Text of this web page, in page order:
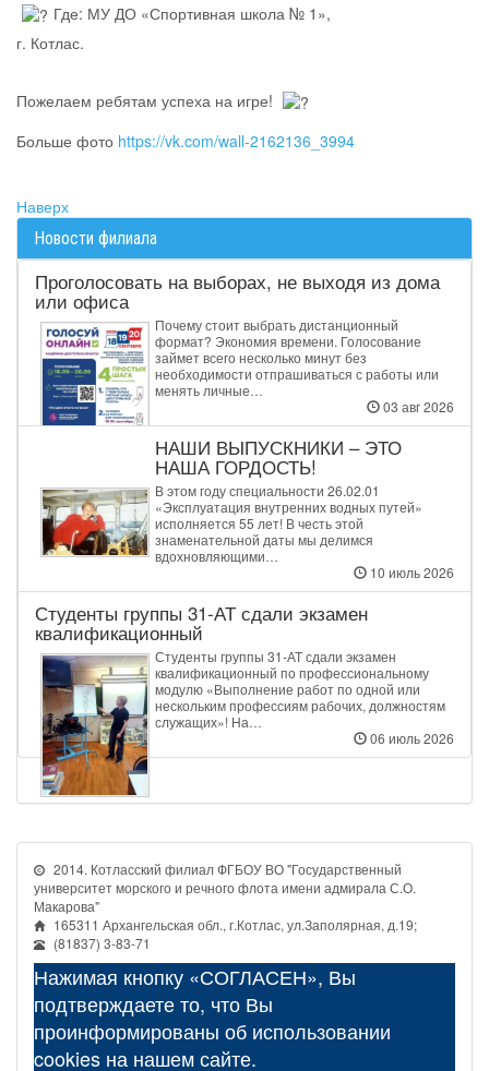
Где: МУ ДО «Спортивная школа № 1»,
г. Котлас.
Пожелаем ребятам успеха на игре!
Больше фото https://vk.com/wall-2162136_3994
Наверх
Новости филиала
Проголосовать на выборах, не выходя из дома
или офиса
Почему стоит выбрать дистанционный
формат? Экономия времени. Голосование
займет всего несколько минут без
необходимости отпрашиваться с работы или
менять личные…
03 авг 2026
НАШИ ВЫПУСКНИКИ – ЭТО
НАША ГОРДОСТЬ!
В этом году специальности 26.02.01
«Эксплуатация внутренних водных путей»
исполняется 55 лет! В честь этой
знаменательной даты мы делимся
вдохновляющими…
10 июль 2026
Студенты группы 31‑АТ сдали экзамен
квалификационный
Студенты группы 31‑АТ сдали экзамен
квалификационный по профессиональному
модулю «Выполнение работ по одной или
нескольким профессиям рабочих, должностям
служащих»! На…
06 июль 2026
2014. Котласский филиал ФГБОУ ВО "Государственный
университет морского и речного флота имени адмирала С.О.
Макарова"
165311 Архангельская обл., г.Котлас, ул.Заполярная, д.19;
(81837) 3-83-71
Нажимая кнопку «СОГЛАСЕН», Вы
подтверждаете то, что Вы
проинформированы об использовании
cookies на нашем сайте.